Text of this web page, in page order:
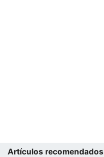
Artículos recomendados